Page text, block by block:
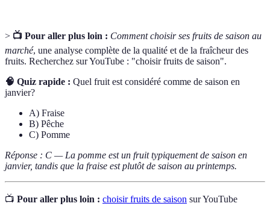
> 📺 Pour aller plus loin : Comment choisir ses fruits de saison au
marché, une analyse complète de la qualité et de la fraîcheur des
fruits. Recherchez sur YouTube : "choisir fruits de saison".
🧠 Quiz rapide : Quel fruit est considéré comme de saison en
janvier?
A) Fraise
B) Pêche
C) Pomme
Réponse : C — La pomme est un fruit typiquement de saison en
janvier, tandis que la fraise est plutôt de saison au printemps.
📺 Pour aller plus loin : choisir fruits de saison sur YouTube